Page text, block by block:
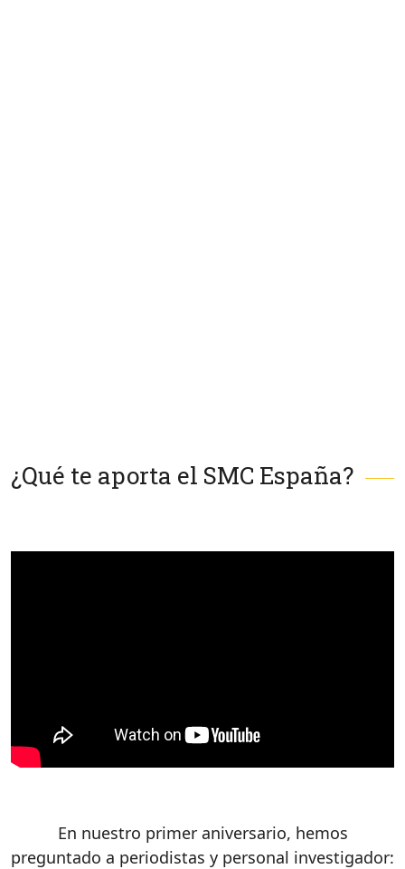
¿Qué te aporta el SMC España?
En nuestro primer aniversario, hemos
preguntado a periodistas y personal investigador: